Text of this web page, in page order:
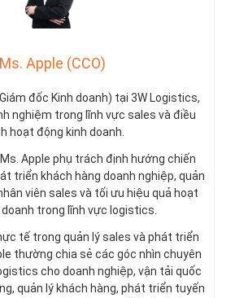
Ms. Apple (CCO)
đốc Kinh doanh) tại 3W Logistics,
nghiệm trong lĩnh vực sales và điều
hoạt động kinh doanh.
Apple phụ trách định hướng chiến
triển khách hàng doanh nghiệp, quản
viên sales và tối ưu hiệu quả hoạt
trong lĩnh vực logistics.
tế trong quản lý sales và phát triển
thường chia sẻ các góc nhìn chuyên
cho doanh nghiệp, vận tải quốc
quản lý khách hàng, phát triển tuyến